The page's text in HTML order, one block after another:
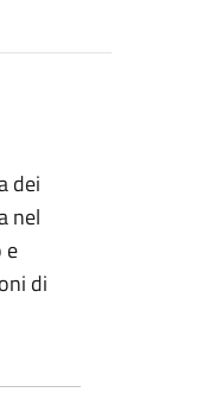
dei
nel
e
di